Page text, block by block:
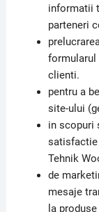
informatii
parteneri
formularul
clienti.
pentru a
site-ului
in scopuri
satisfactie
Tehnik
de
mesaje
la